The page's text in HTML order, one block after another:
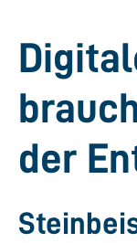
der